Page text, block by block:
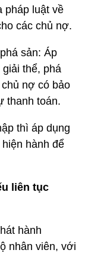
pháp luật về
các chủ nợ.
sản: Áp
thể, phá
nợ có bảo
thanh toán.
thì áp dụng
hành để
liên tục
hành
nhân viên, với